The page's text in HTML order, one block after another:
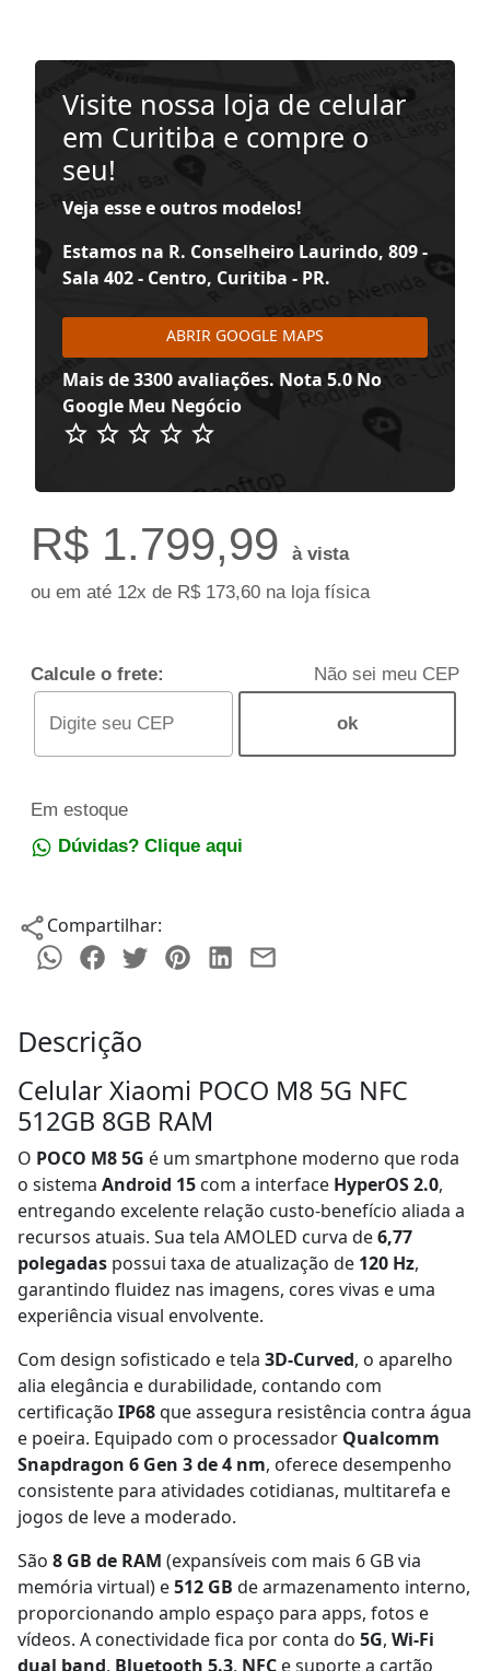
Visite nossa loja de celular
em Curitiba e compre o
seu!
Veja esse e outros modelos!
Estamos na R. Conselheiro Laurindo, 809 -
Sala 402 - Centro, Curitiba - PR.
ABRIR GOOGLE MAPS
Mais de 3300 avaliações. Nota 5.0 No
Google Meu Negócio
R$ 1.799,99
à vista
ou em até 12x de R$ 173,60 na loja física
Calcule o frete: Não sei meu CEP
Em estoque
Dúvidas? Clique aqui
Compartilhar:
Descrição
Celular Xiaomi POCO M8 5G NFC
512GB 8GB RAM
O POCO M8 5G é um smartphone moderno que roda
o sistema Android 15 com a interface HyperOS 2.0,
entregando excelente relação custo-benefício aliada a
recursos atuais. Sua tela AMOLED curva de6,77
polegadas possui taxa de atualização de 120 Hz,
garantindo fluidez nas imagens, cores vivas e uma
experiência visual envolvente.
Com design sofisticado e tela 3D-Curved, o aparelho
alia elegância e durabilidade, contando com
certificação IP68que assegura resistência contra água
e poeira. Equipado com o processador Qualcomm
Snapdragon 6 Gen 3 de 4 nm, oferece desempenho
consistente para atividades cotidianas, multitarefa e
jogos de leve a moderado.
São 8 GB de RAM (expansíveis com mais 6 GB via
memória virtual) e512 GB de armazenamento interno,
proporcionando amplo espaço para apps, fotos e
vídeos. A conectividade fica por conta do 5G, Wi-Fi
dual band, Bluetooth 5.3, NFC e suporte a cartão